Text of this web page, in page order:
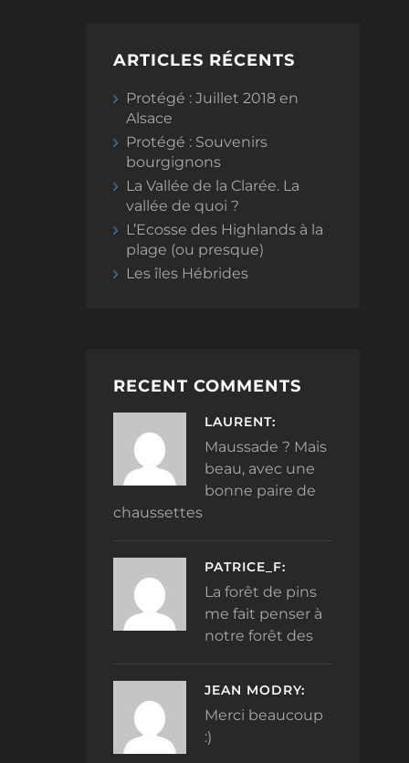
ARTICLES RÉCENTS
Protégé : Juillet 2018 en
Alsace
Protégé : Souvenirs
bourgignons
La Vallée de la Clarée. La
vallée de quoi ?
L’Ecosse des Highlands à la
plage (ou presque)
Les îles Hébrides
RECENT COMMENTS
LAURENT:
Maussade ? Mais
beau, avec une
bonne paire de
chaussettes
PATRICE_F:
La forêt de pins
me fait penser à
notre forêt des
JEAN MODRY:
Merci beaucoup
:)